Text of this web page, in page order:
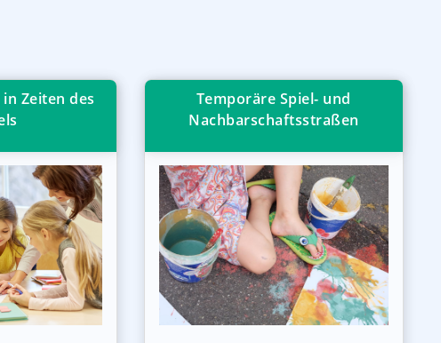
Zeiten des
Temporäre Spiel- und
Nachbarschaftsstraßen